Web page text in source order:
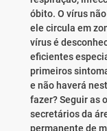
óbito. O vírus
ele circula em
vírus é
eficientes
primeiros
e não haverá
fazer? Seguir as
secretários da
permanente de